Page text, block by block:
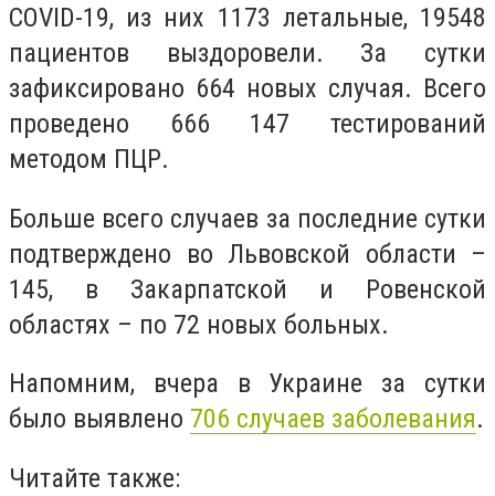
COVID-19, из них 1173 летальные, 19548
пациентов выздоровели. За сутки
зафиксировано 664 новых случая. Всего
проведено 666 147 тестирований
методом ПЦР.
Больше всего случаев за последние сутки
подтверждено во Львовской области –
145, в Закарпатской и Ровенской
областях – по 72 новых больных.
Напомним, вчера в Украине за сутки
было выявлено 706 случаев заболевания.
Читайте также: